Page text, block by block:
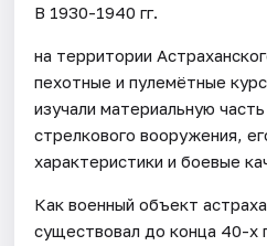
В 1930-1940 гг.
на территории
пехотные и пулемётные
изучали материальную
стрелкового вооружения,
характеристики и боевые
Как военный объект
существовал до конца 40-х